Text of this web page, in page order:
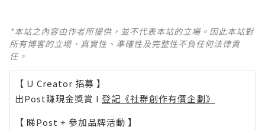
*本站之內容由作者所提供，並不代表本站的立場。因此本站對
所有博客的立場、真實性、準確性及完整性不負任何法律責
任。
【 U Creator 招募 】
出Post賺現金獎賞 l 登記《社群創作有價企劃》
【 睇Post + 參加品牌活動 】